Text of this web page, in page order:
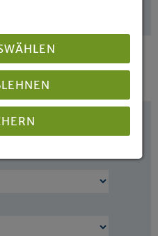
ekvw.de